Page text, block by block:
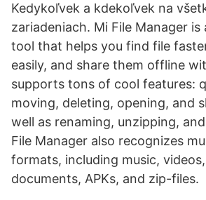
Kedykoľvek a kdekoľvek na
zariadeniach. Mi File Manager is
tool that helps you find file
easily, and share them offline
supports tons of cool features:
moving, deleting, opening, and
well as renaming, unzipping,
File Manager also recognizes
formats, including music,
documents, APKs, and zip-files.